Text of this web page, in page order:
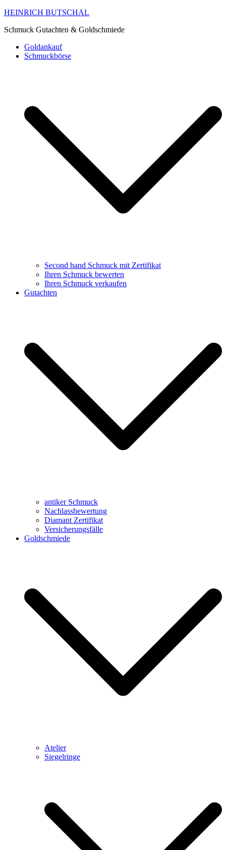
HEINRICH BUTSCHAL
Schmuck Gutachten & Goldschmiede
Goldankauf
Schmuckbörse
Second hand Schmuck mit Zertifikat
Ihren Schmuck bewerten
Ihren Schmuck verkaufen
Gutachten
antiker Schmuck
Nachlassbewertung
Diamant Zertifikat
Versicherungsfälle
Goldschmiede
Atelier
Siegelringe